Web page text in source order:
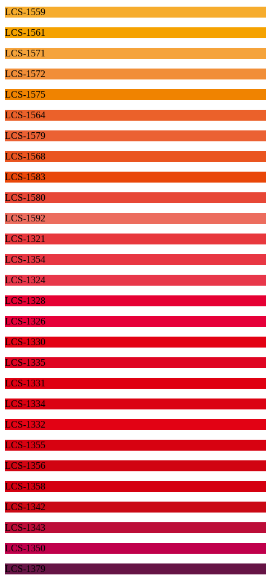
LCS-1559
LCS-1561
LCS-1571
LCS-1572
LCS-1575
LCS-1564
LCS-1579
LCS-1568
LCS-1583
LCS-1580
LCS-1592
LCS-1321
LCS-1354
LCS-1324
LCS-1328
LCS-1326
LCS-1330
LCS-1335
LCS-1331
LCS-1334
LCS-1332
LCS-1355
LCS-1356
LCS-1358
LCS-1342
LCS-1343
LCS-1350
LCS-1379